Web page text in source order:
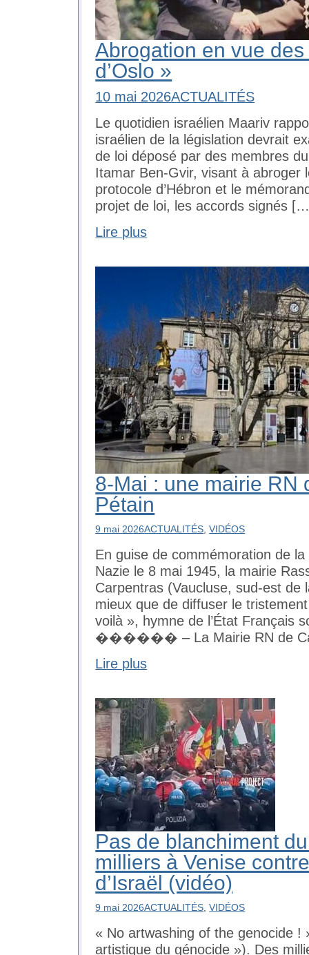
Abrogation en vue
d’Oslo »
10 mai 2026ACTUALITÉS
Le quotidien israélien Maariv
israélien de la législation devrait
de loi déposé par des membres
Itamar Ben-Gvir, visant à abroger
protocole d’Hébron et le
projet de loi, les accords signés
Lire plus
8-Mai : une mairie RN
Pétain
9 mai 2026ACTUALITÉS,VIDÉOS
En guise de commémoration de la
Nazie le 8 mai 1945, la mairie
Carpentras (Vaucluse, sud-est de
mieux que de diffuser le
voilà », hymne de l’État Français
������ – La Mairie RN de
Lire plus
Pas de blanchiment
milliers à Venise
d’Israël (vidéo)
9 mai 2026ACTUALITÉS,VIDÉOS
« No artwashing of the genocide !
artistique du génocide »). Des